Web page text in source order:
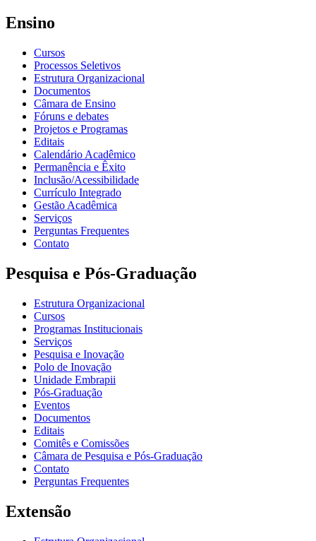
Ensino
Cursos
Processos Seletivos
Estrutura Organizacional
Documentos
Câmara de Ensino
Fóruns e debates
Projetos e Programas
Editais
Calendário Acadêmico
Permanência e Êxito
Inclusão/Acessibilidade
Currículo Integrado
Gestão Acadêmica
Serviços
Perguntas Frequentes
Contato
Pesquisa e Pós-Graduação
Estrutura Organizacional
Cursos
Programas Institucionais
Serviços
Pesquisa e Inovação
Polo de Inovação
Unidade Embrapii
Pós-Graduação
Eventos
Documentos
Editais
Comitês e Comissões
Câmara de Pesquisa e Pós-Graduação
Contato
Perguntas Frequentes
Extensão